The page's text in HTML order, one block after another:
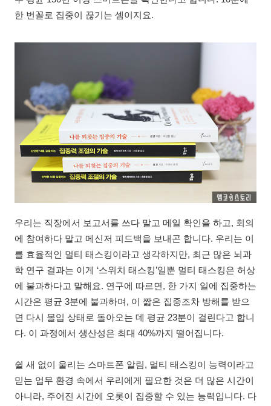
한 번꼴로 집중이 끊기는 셈이지요.
우리는 직장에서 보고서를 쓰다 말고 메일 확인을 하고, 회의
에 참여하다 말고 메신저 피드백을 보내곤 합니다. 우리는 이
를 효율적인 멀티 태스킹이라고 생각하지만, 최근 많은 뇌과
학 연구 결과는 이게 ‘스위치 태스킹’일뿐 멀티 태스킹은 허상
에 불과하다고 말해요. 연구에 따르면, 한 가지 일에 집중하는
시간은 평균 3분에 불과하며, 이 짧은 집중조차 방해를 받으
면 다시 몰입 상태로 돌아오는 데 평균 23분이 걸린다고 합니
다. 이 과정에서 생산성은 최대 40%까지 떨어집니다.
쉴 새 없이 울리는 스마트폰 알림, 멀티 태스킹이 능력이라고
믿는 업무 환경 속에서 우리에게 필요한 것은 더 많은 시간이
아니라, 주어진 시간에 오롯이 집중할 수 있는 능력입니다. 다